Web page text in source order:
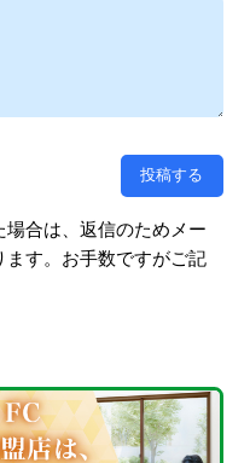
合は、返信のためメー
ます。お手数ですがご記